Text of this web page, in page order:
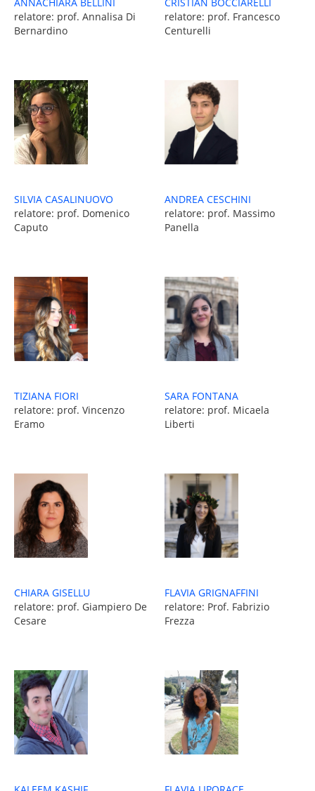
relatore: prof. Annalisa Di
Bernardino
relatore: prof. Francesco
Centurelli
SILVIA CASALINUOVO
relatore: prof. Domenico
Caputo
ANDREA CESCHINI
relatore: prof. Massimo
Panella
TIZIANA FIORI
relatore: prof. Vincenzo
Eramo
SARA FONTANA
relatore: prof. Micaela
Liberti
CHIARA GISELLU
relatore: prof. Giampiero De
Cesare
FLAVIA GRIGNAFFINI
relatore: Prof. Fabrizio
Frezza